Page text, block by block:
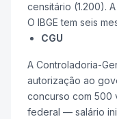
censitário (1.200).
O IBGE tem seis
CGU
A Controladoria-
autorização ao
concurso com 500
federal — salário